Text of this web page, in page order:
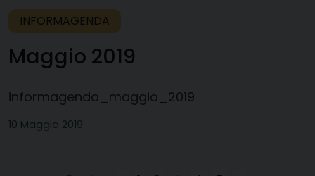
INFORMAGENDA
Maggio 2019
informagenda_maggio_2019
10 Maggio 2019